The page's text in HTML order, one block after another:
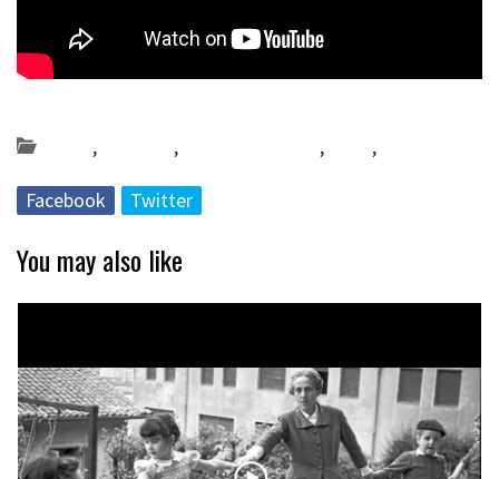
, , , ,
Facebook Twitter
You may also like